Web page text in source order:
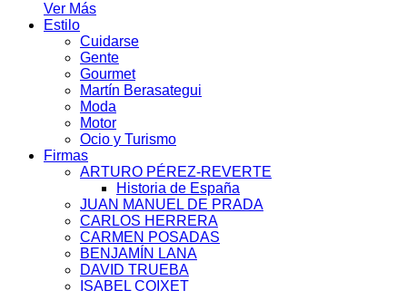
Ver Más
Estilo
Cuidarse
Gente
Gourmet
Martín Berasategui
Moda
Motor
Ocio y Turismo
Firmas
ARTURO PÉREZ-REVERTE
Historia de España
JUAN MANUEL DE PRADA
CARLOS HERRERA
CARMEN POSADAS
BENJAMÍN LANA
DAVID TRUEBA
ISABEL COIXET